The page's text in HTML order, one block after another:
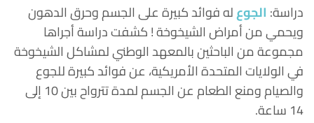
دراسة: الجوعله فوائد كبيرة على الجسم وحرق الدهون
ويحمي من أمراض الشيخوخة ! كشفت دراسة أجراها
مجموعة من الباحثين بالمعهد الوطني لمشاكل الشيخوخة
في الولايات المتحدة الأمريكية، عن فوائد كبيرة للجوع
والصيام ومنع الطعام عن الجسم لمدة تترواح بين 10 إلى
14 ساعة.